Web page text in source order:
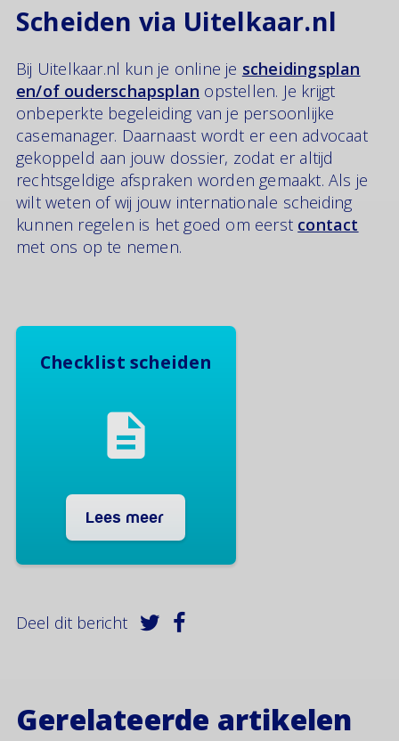
Scheiden via Uitelkaar.nl
Bij Uitelkaar.nl kun je online je scheidingsplan
en/of ouderschapsplan opstellen. Je krijgt
onbeperkte begeleiding van je persoonlijke
casemanager. Daarnaast wordt er een advocaat
gekoppeld aan jouw dossier, zodat er altijd
rechtsgeldige afspraken worden gemaakt. Als je
wilt weten of wij jouw internationale scheiding
kunnen regelen is het goed om eerst contact
met ons op te nemen.
Checklist scheiden
Lees meer
Deel dit bericht
Gerelateerde artikelen